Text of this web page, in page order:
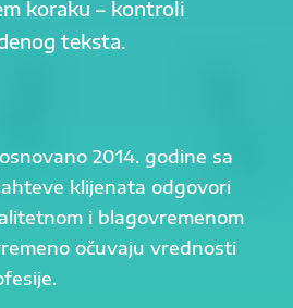
koraku – kontroli
teksta.
2014. godine sa
klijenata odgovori
i blagovremenom
očuvaju vrednosti